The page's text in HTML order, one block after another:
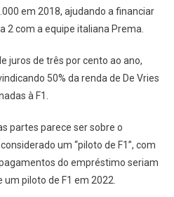
em 2018, ajudando a financiar
2 com a equipe italiana Prema.
juros de três por cento ao ano,
50% da renda de De Vries
à F1.
partes parece ser sobre o
um “piloto de F1”, com
do empréstimo seriam
piloto de F1 em 2022.